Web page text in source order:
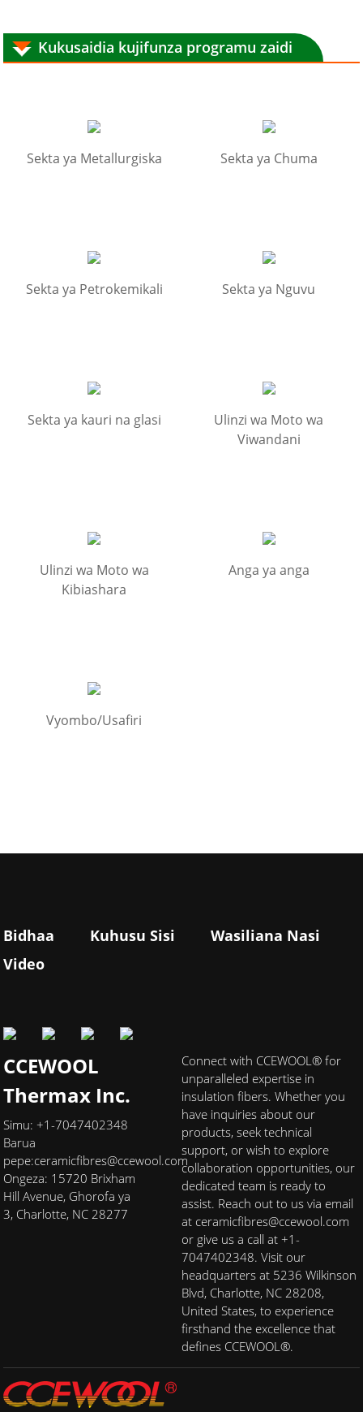
Kukusaidia kujifunza programu zaidi
Sekta ya Metallurgiska Sekta ya Chuma
Sekta ya Petrokemikali Sekta ya Nguvu
Sekta ya kauri na glasi
Ulinzi wa Moto wa
Viwandani
Ulinzi wa Moto wa
Kibiashara
Anga ya anga
Vyombo/Usafiri
Bidhaa Kuhusu Sisi
Wasiliana Nasi
Video
CCEWOOL
Thermax Inc.
Simu: +1-7047402348
Barua
pepe:ceramicfibres@ccewool.com
Ongeza: 15720 Brixham
Hill Avenue, Ghorofa ya
3, Charlotte, NC 28277
Connect with CCEWOOL® for
unparalleled expertise in
insulation fibers. Whether you
have inquiries about our
products, seek technical
support, or wish to explore
collaboration opportunities, our
dedicated team is ready to
assist. Reach out to us via email
at ceramicfibres@ccewool.com
or give us a call at +1-
7047402348. Visit our
headquarters at 5236 Wilkinson
Blvd, Charlotte, NC 28208,
United States, to experience
firsthand the excellence that
defines CCEWOOL®.